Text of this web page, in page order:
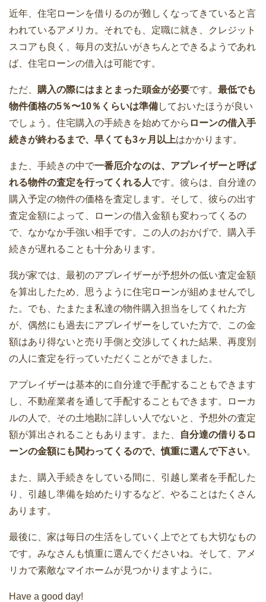
近年、住宅ローンを借りるのが難しくなってきていると言
われているアメリカ。それでも、定職に就き、クレジット
スコアも良く、毎月の支払いがきちんとできるようであれ
ば、住宅ローンの借入は可能です。
ただ、 購入の際にはまとまった頭金が必要です。 最低でも
物件価格の5％〜10％くらいは準備しておいたほうが良い
でしょう。住宅購入の手続きを始めてから ローンの借入手
続きが終わるまで、早くても3ヶ月以上はかかります。
また、手続きの中で一番厄介なのは、アプレイザーと呼ば
れる物件の査定を行ってくれる人です。彼らは、自分達の
購入予定の物件の価格を査定します。そして、彼らの出す
査定金額によって、ローンの借入金額も変わってくるの
で、なかなか手強い相手です。この人のおかげで、購入手
続きが遅れることも十分あります。
我が家では、最初のアプレイザーが予想外の低い査定金額
を算出したため、思うように住宅ローンが組めませんでし
た。でも、たまたま私達の物件購入担当をしてくれた方
が、偶然にも過去にアプレイザーをしていた方で、この金
額はあり得ないと売り手側と交渉してくれた結果、再度別
の人に査定を行っていただくことができました。
アプレイザーは基本的に自分達で手配することもできます
し、不動産業者を通して手配することもできます。ローカ
ルの人で、その土地勘に詳しい人でないと、予想外の査定
額が算出されることもあります。また、
自分達の借りるロ
ーンの金額にも関わってくるので、慎重に選んで下さい。
また、購入手続きをしている間に、引越し業者を手配した
り、引越し準備を始めたりするなど、やることはたくさん
あります。
最後に、家は毎日の生活をしていく上でとても大切なもの
です。みなさんも慎重に選んでくださいね。そして、アメ
リカで素敵なマイホームが見つかりますように。
Have a good day!